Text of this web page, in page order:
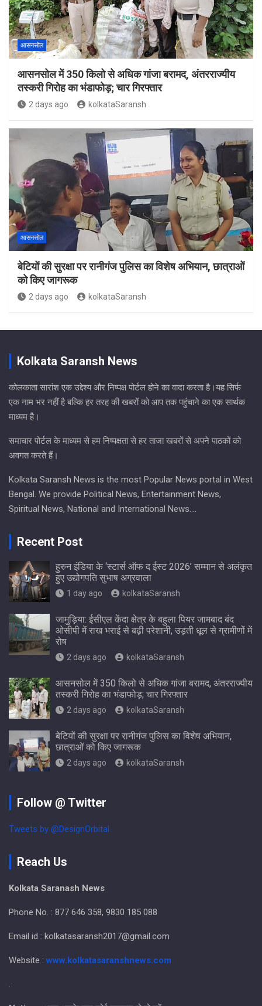
आसनसोल
आसनसोल में 350 किलो से अधिक गांजा बरामद, अंतरराज्यीय
तस्करी गिरोह का भंडाफोड़; चार गिरफ्तार
2 days ago kolkataSaransh
आसनसोल
बेटियों की सुरक्षा पर रानीगंज पुलिस का विशेष अभियान, छात्राओं
को किए जागरूक
2 days ago kolkataSaransh
Kolkata Saransh News
कोलकाता सारांश एक उद्देश्य और निष्पक्ष पोर्टल होने का वादा करता है।यह सिर्फ
एक नाम भर नहीं है बल्कि हर तरह की खबरों को आप तक पहुंचाने का एक सार्थक
माध्यम है।
समाचार पोर्टल के माध्यम से हम निष्पक्षता से हर ताजा खबरों से अपने पाठकों को
अवगत करते हैं।
Kolkata Saransh News is the most Popular News portal in West
Bengal. We provide Political News, Entertainment News,
Spiritual News, National and International News….
Recent Post
हुरुन इंडिया के ‘स्टार्स ऑफ द ईस्ट 2026’ सम्मान से अलंकृत
हुए उद्योगपति सुभाष अग्रवाला
1 day ago kolkataSaransh
जामुड़िया: ईसीएल केंदा क्षेत्र के बहुला पियर जामबाद बंद
ओसीपी में राख भराई से बढ़ी परेशानी, उड़ती धूल से ग्रामीणों में
रोष
2 days ago kolkataSaransh
आसनसोल में 350 किलो से अधिक गांजा बरामद, अंतरराज्यीय
तस्करी गिरोह का भंडाफोड़; चार गिरफ्तार
2 days ago kolkataSaransh
बेटियों की सुरक्षा पर रानीगंज पुलिस का विशेष अभियान,
छात्राओं को किए जागरूक
2 days ago kolkataSaransh
Follow @ Twitter
Tweets by @DesignOrbital
Reach Us
Kolkata Saranash News
Phone No. : 877 646 358, 9830 185 088
Email id : kolkatasaransh2017@gmail.com
Website : www.kolkatasaranshnews.com
.